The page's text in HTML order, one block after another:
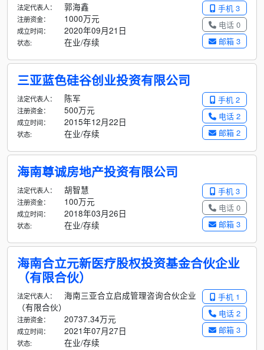
手机 3
电话 0
邮箱 3
法定代表人： 郭海鑫
注册资金： 1000万元
成立时间： 2020年09月21日
状态: 在业/存续
三亚蓝色硅谷创业投资有限公司
手机 2
电话 2
邮箱 2
法定代表人： 陈军
注册资金： 500万元
成立时间： 2015年12月22日
状态: 在业/存续
海南尊诚房地产投资有限公司
手机 3
电话 0
邮箱 3
法定代表人： 胡智慧
注册资金： 100万元
成立时间： 2018年03月26日
状态: 在业/存续
海南合立元新医疗股权投资基金合伙企业
（有限合伙）
手机 1
电话 2
邮箱 3
法定代表人：
海南三亚合立启成管理咨询合伙企业
（有限合伙）
注册资金： 20737.34万元
成立时间： 2021年07月27日
状态: 在业/存续